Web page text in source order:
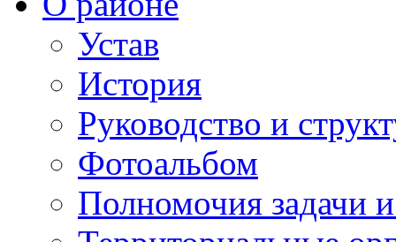
Устав
История
Руководство и
Фотоальбом
Полномочия задачи